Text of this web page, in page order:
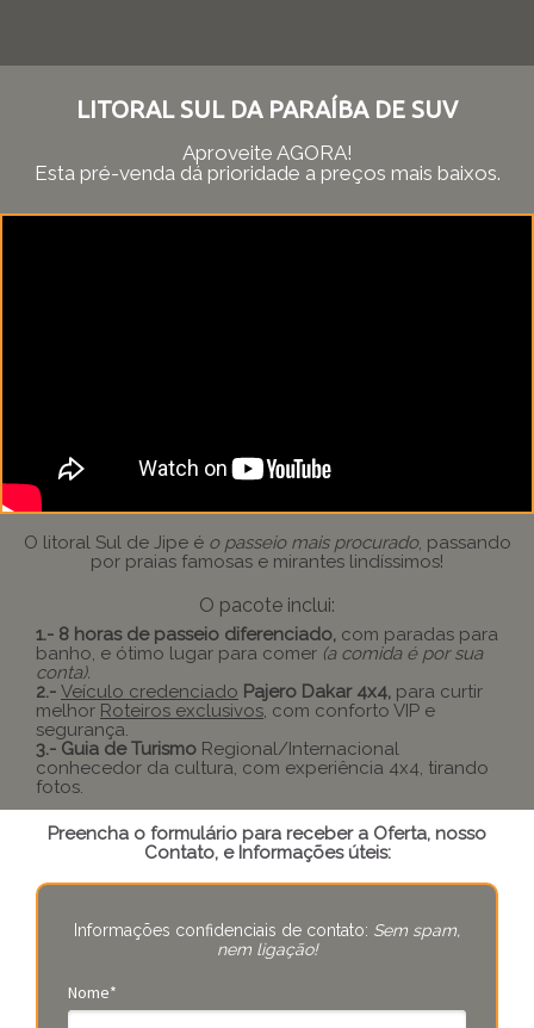
LITORAL SUL DA PARAÍBA DE SUV
Aproveite AGORA!
Esta pré-venda dá prioridade a preços mais baixos.
O litoral Sul de Jipe é o passeio mais procurado, passando
por praias famosas e mirantes lindíssimos!
O pacote inclui:
1.- 8 horas de passeio diferenciado, com paradas para
banho, e ótimo lugar para comer (a comida é por sua
conta).
2.- Veículo credenciado Pajero Dakar 4x4, para curtir
melhor Roteiros exclusivos, com conforto VIP e
segurança.
3.- Guia de Turismo Regional/Internacional
conhecedor da cultura, com experiência 4x4, tirando
fotos.
Preencha o formulário para receber a Oferta, nosso
Contato, e Informações úteis:
Informações confidenciais de contato: Sem spam,
nem ligação!
Nome*